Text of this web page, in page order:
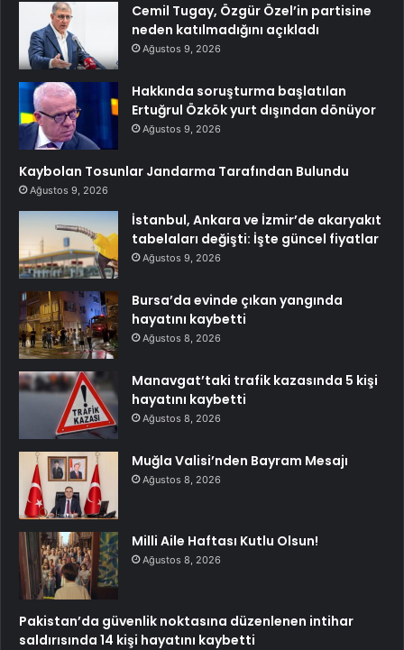
Cemil Tugay, Özgür Özel’in partisine
neden katılmadığını açıkladı
Ağustos 9, 2026
Hakkında soruşturma başlatılan
Ertuğrul Özkök yurt dışından dönüyor
Ağustos 9, 2026
Kaybolan Tosunlar Jandarma Tarafından Bulundu
Ağustos 9, 2026
İstanbul, Ankara ve İzmir’de akaryakıt
tabelaları değişti: İşte güncel fiyatlar
Ağustos 9, 2026
Bursa’da evinde çıkan yangında
hayatını kaybetti
Ağustos 8, 2026
Manavgat’taki trafik kazasında 5 kişi
hayatını kaybetti
Ağustos 8, 2026
Muğla Valisi’nden Bayram Mesajı
Ağustos 8, 2026
Milli Aile Haftası Kutlu Olsun!
Ağustos 8, 2026
Pakistan’da güvenlik noktasına düzenlenen intihar
saldırısında 14 kişi hayatını kaybetti